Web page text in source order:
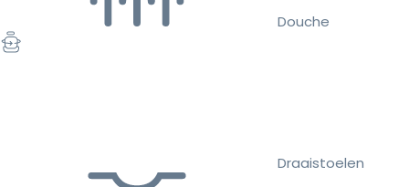
Douche
Draaistoelen